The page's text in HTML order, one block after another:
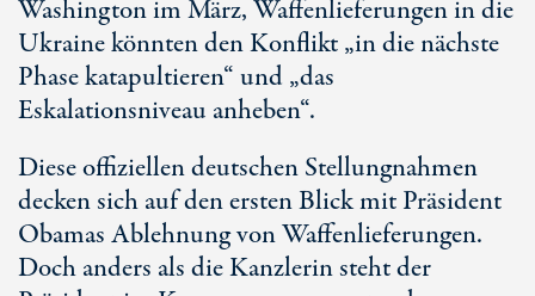
Washington im März, Waffenlieferungen in die
Ukraine könnten den Konflikt „in die nächste
Phase katapultieren“ und „das
Eskalationsniveau anheben“.
Diese offiziellen deutschen Stellungnahmen
decken sich auf den ersten Blick mit Präsident
Obamas Ablehnung von Waffenlieferungen.
Doch anders als die Kanzlerin steht der